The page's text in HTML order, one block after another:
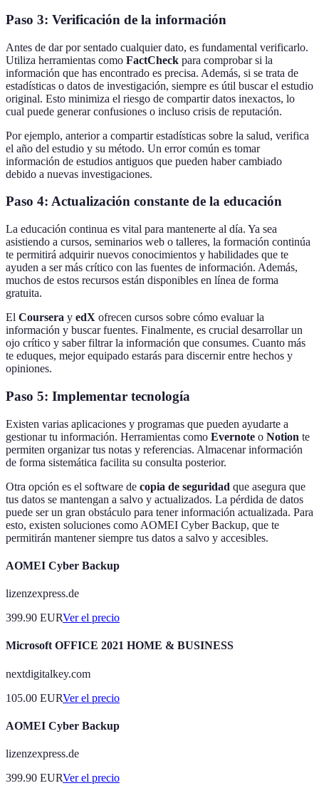
Paso 3: Verificación de la información
Antes de dar por sentado cualquier dato, es fundamental verificarlo.
Utiliza herramientas como FactCheck para comprobar si la
información que has encontrado es precisa. Además, si se trata de
estadísticas o datos de investigación, siempre es útil buscar el estudio
original. Esto minimiza el riesgo de compartir datos inexactos, lo
cual puede generar confusiones o incluso crisis de reputación.
Por ejemplo, anterior a compartir estadísticas sobre la salud, verifica
el año del estudio y su método. Un error común es tomar
información de estudios antiguos que pueden haber cambiado
debido a nuevas investigaciones.
Paso 4: Actualización constante de la educación
La educación continua es vital para mantenerte al día. Ya sea
asistiendo a cursos, seminarios web o talleres, la formación continúa
te permitirá adquirir nuevos conocimientos y habilidades que te
ayuden a ser más crítico con las fuentes de información. Además,
muchos de estos recursos están disponibles en línea de forma
gratuita.
El Coursera y edX ofrecen cursos sobre cómo evaluar la
información y buscar fuentes. Finalmente, es crucial desarrollar un
ojo crítico y saber filtrar la información que consumes. Cuanto más
te eduques, mejor equipado estarás para discernir entre hechos y
opiniones.
Paso 5: Implementar tecnología
Existen varias aplicaciones y programas que pueden ayudarte a
gestionar tu información. Herramientas como Evernote o Notion te
permiten organizar tus notas y referencias. Almacenar información
de forma sistemática facilita su consulta posterior.
Otra opción es el software de copia de seguridad que asegura que
tus datos se mantengan a salvo y actualizados. La pérdida de datos
puede ser un gran obstáculo para tener información actualizada. Para
esto, existen soluciones como AOMEI Cyber Backup, que te
permitirán mantener siempre tus datos a salvo y accesibles.
AOMEI Cyber Backup
lizenzexpress.de
399.90 EURVer el precio
Microsoft OFFICE 2021 HOME & BUSINESS
nextdigitalkey.com
105.00 EURVer el precio
AOMEI Cyber Backup
lizenzexpress.de
399.90 EURVer el precio